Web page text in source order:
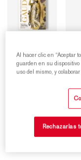
Al hacer clic en “Aceptar
guarden en su
uso del mismo, y
Rechazarlas